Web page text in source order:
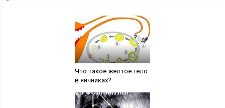
Что такое желтое тело
в яичниках?